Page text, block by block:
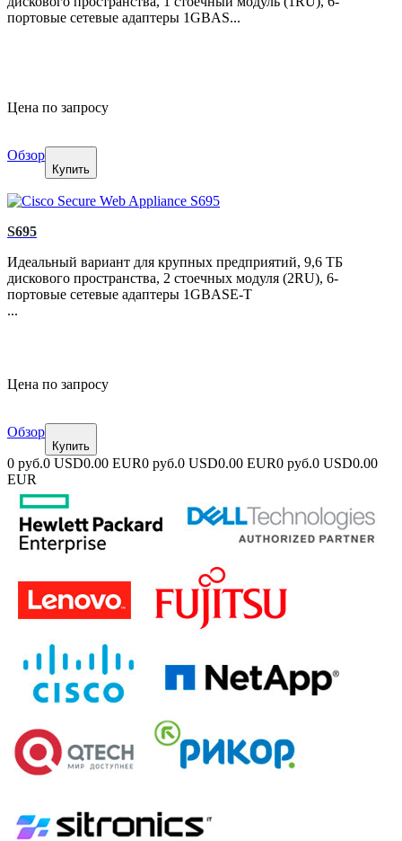
портовые сетевые адаптеры 1GBAS...
Цена по запросу
Обзор
Купить
S695
Идеальный вариант для крупных предприятий, 9,6 ТБ
дискового пространства, 2 стоечных модуля (2RU), 6-
портовые сетевые адаптеры 1GBASE-T
...
Цена по запросу
Обзор
Купить
0 руб.0 USD0.00 EUR0 руб.0 USD0.00 EUR0 руб.0 USD0.00
EUR